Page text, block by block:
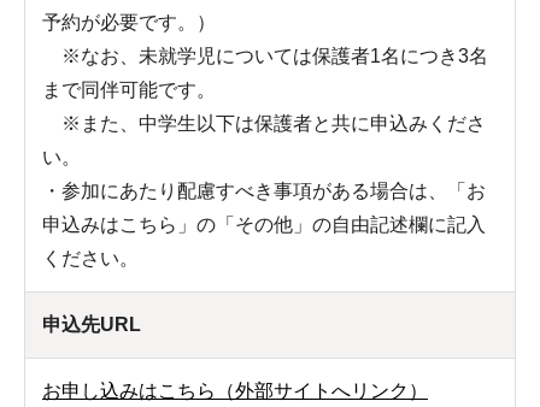
予約が必要です。）
※なお、未就学児については保護者1名につき3名
まで同伴可能です。
※また、中学生以下は保護者と共に申込みくださ
い。
・参加にあたり配慮すべき事項がある場合は、「お
申込みはこちら」の「その他」の自由記述欄に記入
ください。
申込先URL
お申し込みはこちら（外部サイトへリンク）